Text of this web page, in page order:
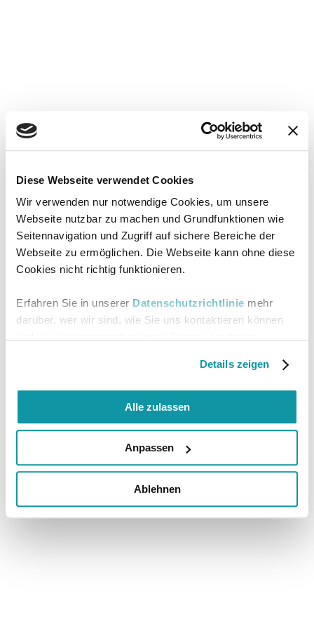
Diese Webseite verwendet Cookies
Wir verwenden nur notwendige Cookies, um unsere
Webseite nutzbar zu machen und Grundfunktionen wie
Seitennavigation und Zugriff auf sichere Bereiche der
Webseite zu ermöglichen. Die Webseite kann ohne diese
Cookies nicht richtig funktionieren.
Erfahren Sie in unserer Datenschutzrichtlinie mehr
darüber, wer wir sind, wie Sie uns kontaktieren können
Details zeigen
Alle zulassen
Anpassen
Ablehnen